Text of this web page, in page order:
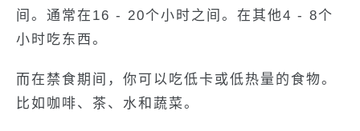
间。通常在16 - 20个小时之间。在其他4 - 8个
小时吃东西。
而在禁食期间，你可以吃低卡或低热量的食物。
比如咖啡、茶、水和蔬菜。